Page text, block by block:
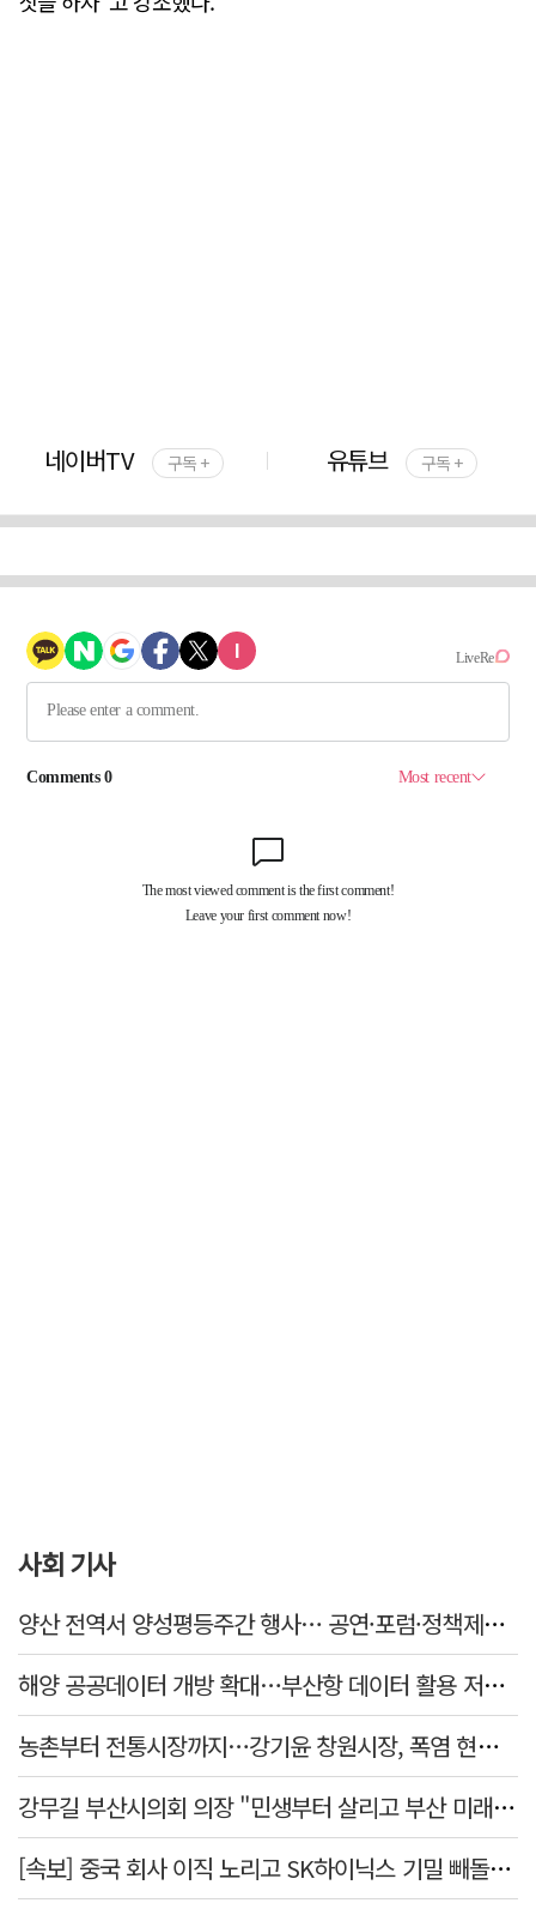
네이버TV 구독 + 유튜브 구독 +
사회 기사
양산 전역서 양성평등주간 행사… 공연·포럼·정책제안 잇따라
해양 공공데이터 개방 확대…부산항 데이터 활용 저변 넓힌다
농촌부터 전통시장까지…강기윤 창원시장, 폭염 현장 누볐다
강무길 부산시의회 의장 "민생부터 살리고 부산 미래 준비하겠다"
[속보] 중국 회사 이직 노리고 SK하이닉스 기밀 빼돌려…결국 실형